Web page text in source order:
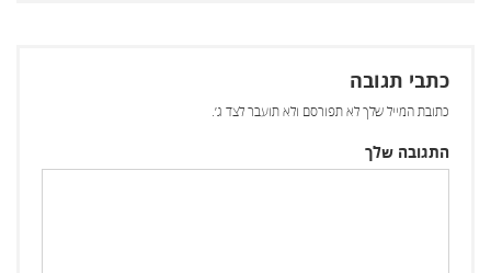
כתבי תגובה
כתובת המייל שלך לא תפורסם ולא תועבר לצד ג׳.
התגובה שלך